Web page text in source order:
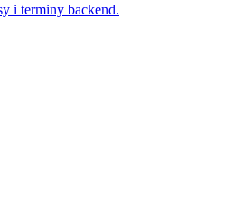
i terminy backend.